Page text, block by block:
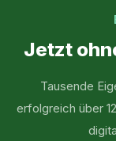
Jetzt
Tausende
erfolgreich über